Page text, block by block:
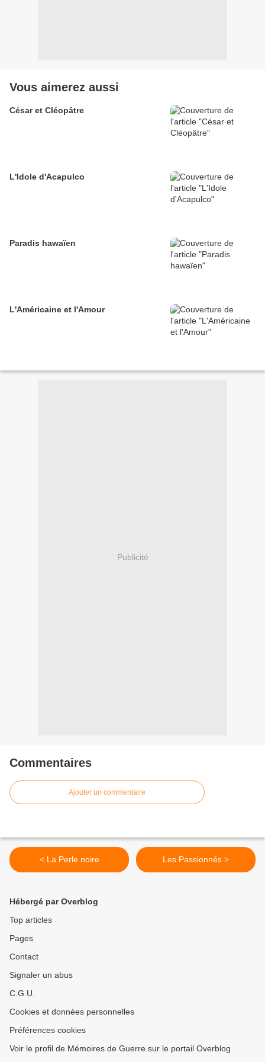
Vous aimerez aussi
César et Cléopâtre
L'Idole d'Acapulco
Paradis hawaïen
L'Américaine et l'Amour
Publicité
Commentaires
Ajouter un commentaire
< La Perle noire Les Passionnés >
Hébergé par Overblog
Top articles
Pages
Contact
Signaler un abus
C.G.U.
Cookies et données personnelles
Préférences cookies
Voir le profil de Mémoires de Guerre sur le portail Overblog